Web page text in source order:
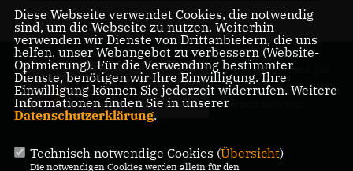
Der Abgeordnete des
Pankower Wahlkreis
6 stellt sich vor.
Diese Webseite verwendet Cookies, die notwendig
sind, um die Webseite zu nutzen. Weiterhin
verwenden wir Dienste von Drittanbietern, die uns
helfen, unser Webangebot zu verbessern (Website-
Optmierung). Für die Verwendung bestimmter
Dienste, benötigen wir Ihre Einwilligung. Ihre
Einwilligung können Sie jederzeit widerrufen. Weitere
Informationen finden Sie in unserer
Datenschutzerklärung.
Technisch notwendige Cookies (Übersicht)
Die notwendigen Cookies werden allein für den